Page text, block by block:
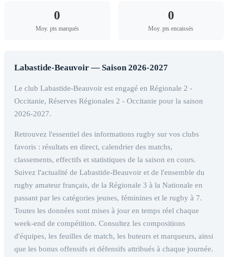
0
Moy. pts marqués
0
Moy. pts encaissés
Labastide-Beauvoir — Saison 2026-2027
Le club Labastide-Beauvoir est engagé en Régionale 2 -
Occitanie, Réserves Régionales 2 - Occitanie pour la saison
2026-2027.
Retrouvez l'essentiel des informations rugby sur vos clubs
favoris : résultats en direct, calendrier des matchs,
classements, effectifs et statistiques de la saison en cours.
Suivez l'actualité de Labastide-Beauvoir et de l'ensemble du
rugby amateur français, de la Régionale 3 à la Nationale en
passant par les catégories jeunes, féminines et le rugby à 7.
Toutes les données sont mises à jour en temps réel chaque
week-end de compétition. Consultez les compositions
d'équipes, les feuilles de match, les buteurs et marqueurs, ainsi
que les bonus offensifs et défensifs attribués à chaque journée.